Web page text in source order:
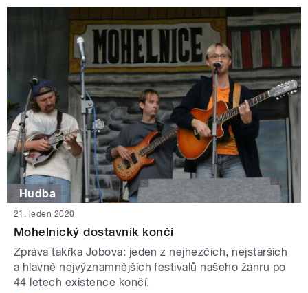
Hudba
21. leden 2020
Mohelnický dostavník končí
Zpráva takřka Jobova: jeden z nejhezčích, nejstarších
a hlavně nejvýznamnějších festivalů našeho žánru po
44 letech existence končí.